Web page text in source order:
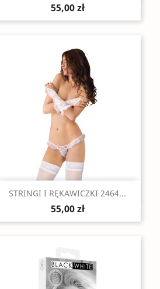
55,00 zł
Szybki podgląd
STRINGI I RĘKAWICZKI 2464...
55,00 zł